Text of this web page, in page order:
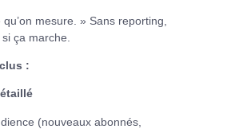
mesure. » Sans reporting,
ça marche.
:
(nouveaux abonnés,